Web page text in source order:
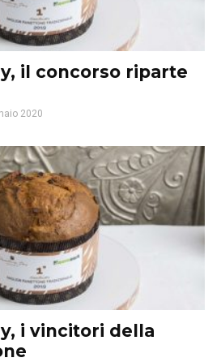
il concorso riparte
2020
i vincitori della